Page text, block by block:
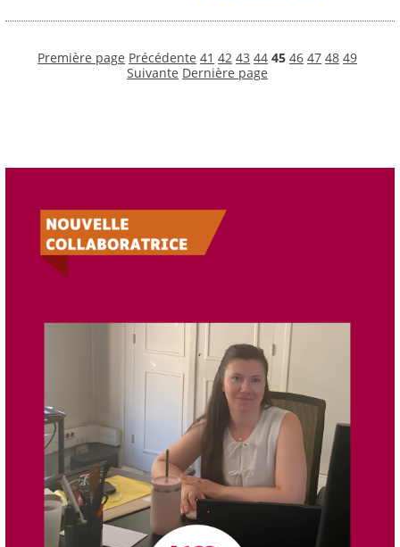
Première page Précédente 41 42 43 44 45 46 47 48 49
Suivante Dernière page